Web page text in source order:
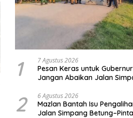
1 7 Agustus 2026
Pesan Keras untuk
Jangan Abaikan Jalan
2 6 Agustus 2026
Mazlan Bantah Isu
Jalan Simpang